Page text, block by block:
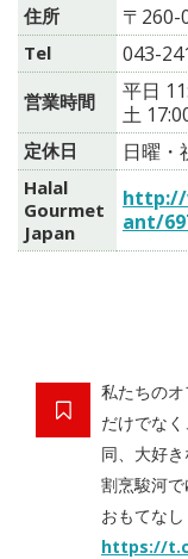
住所 〒260-
Tel 043-
営業時間
平日
土
定休日 日曜・
Halal
Gourmet
Japan
ant/
私たちの
だけでな
同、大好
割烹駿河
おもてな
https://